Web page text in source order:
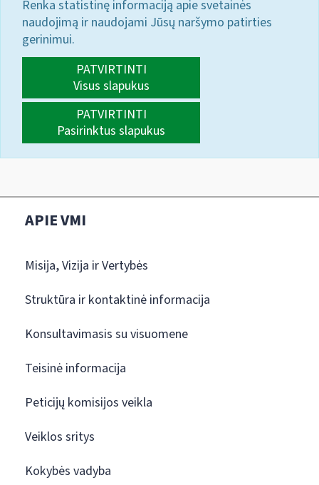
Renka statistinę informaciją apie svetainės
naudojimą ir naudojami Jūsų naršymo patirties
gerinimui.
PATVIRTINTI
Visus slapukus
PATVIRTINTI
Pasirinktus slapukus
APIE VMI
Misija, Vizija ir Vertybės
Struktūra ir kontaktinė informacija
Konsultavimasis su visuomene
Teisinė informacija
Peticijų komisijos veikla
Veiklos sritys
Kokybės vadyba